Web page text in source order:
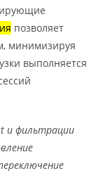
позволяет
минимизируя
выполняется
и фильтрации